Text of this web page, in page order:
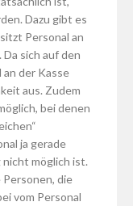
Dazu gibt es
Personal an
sich auf den
der Kasse
aus. Zudem
bei denen
ja gerade
nicht möglich ist.
Personen, die
vom Personal